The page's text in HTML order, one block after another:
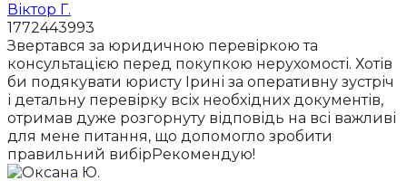
Віктор Г.
1772443993
Звертався за юридичною перевіркою та
консультацією перед покупкою нерухомості. Хотів
би подякувати юристу Ірині за оперативну зустріч
і детальну перевірку всіх необхідних документів,
отримав дуже розгорнуту відповідь на всі важливі
для мене питання, що допомогло зробити
правильний вибірРекомендую!